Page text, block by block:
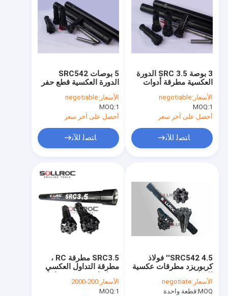
مطرقة أسفل الحفرة
مثقاب DTH
مطرقة الدوران العكسي
قطعة الحفر RC
نظام الحفر المفرط من النطاق المتماثل
اسحب مثقاب
أدوات الحفر المطرقة العليا
أدوات الحفر للقلب الماس
طاحونة أزرار
5 بوصات SRC542
الدورة العكسية قطع حفر
العميقة
الأسعار:negotiable
MOQ:1
أحصل على آخر سعر
ﺎﺘﺼﻟ ﺍﻶﻧ
3 بوصة SRC 3.5 الدورة
العكسية مطرقة أدوات
الأسعار:negotiable
MOQ:1
أحصل على آخر سعر
ﺎﺘﺼﻟ ﺍﻶﻧ
SRC3.5 مطرقة RC ،
مطرقة التداول العكسي
الأسعار:200-2000
MOQ:1
SRC542 4.5'' فولاذ
كربوريزد مطرقات عكسية
الأسعار:negotiate
MOQ: قطعة واحدة